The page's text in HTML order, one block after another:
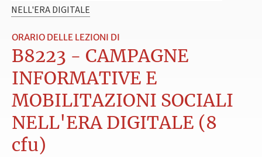
NELL'ERA DIGITALE
ORARIO DELLE LEZIONI DI
B8223 - CAMPAGNE
INFORMATIVE E
MOBILITAZIONI SOCIALI
NELL'ERA DIGITALE (8
cfu)